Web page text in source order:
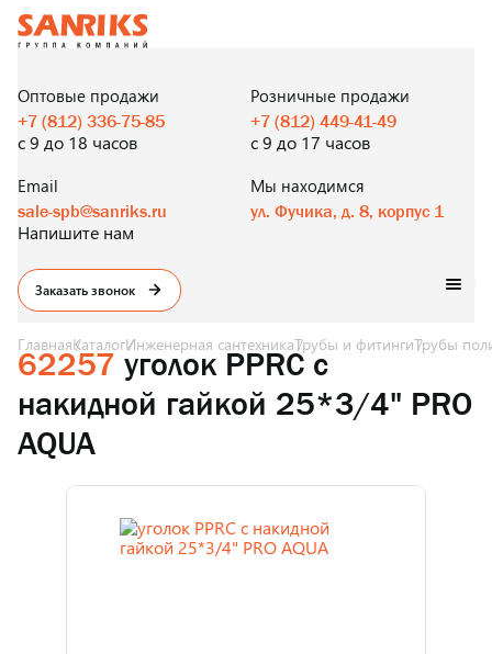
И В РОЗНИЦУ
Оптовые продажи
+7 (812) 336-75-85
с 9 до 18 часов
Розничные продажи
+7 (812) 449-41-49
с 9 до 17 часов
Email
sale-spb@sanriks.ru
Напишите нам
Мы находимся
ул. Фучика, д. 8, корпус 1
Заказать звонок
ГлавнаяКаталогИнженерная сантехникаТрубы и фитингиТрубы
62257 уголок PPRC с
накидной гайкой 25*3/4" PRO
AQUA